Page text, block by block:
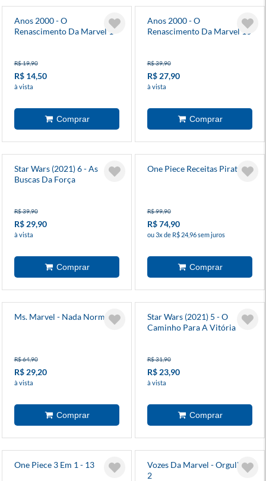
Anos 2000 - O
Renascimento Da Marvel 1 -
R$ 19,90
R$ 14,50
à vista
Anos 2000 - O
Renascimento Da Marvel 10
R$ 39,90
R$ 27,90
à vista
Star Wars (2021) 6 - As
Buscas Da Força
R$ 39,90
R$ 29,90
à vista
One Piece Receitas Piratas 1
R$ 99,90
R$ 74,90
ou 3x de R$ 24,96 sem juros
Ms. Marvel - Nada Normal 1
R$ 64,90
R$ 29,20
à vista
Star Wars (2021) 5 - O
Caminho Para A Vitória
R$ 31,90
R$ 23,90
à vista
One Piece 3 Em 1 - 13
Vozes Da Marvel - Orgulho
2